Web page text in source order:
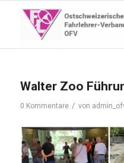
Walter Zoo
0 Kommentare / von